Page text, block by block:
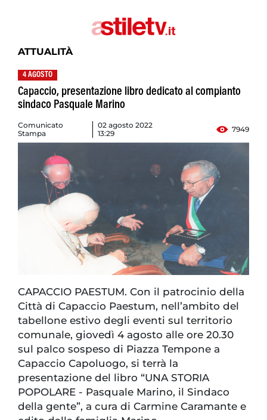
ATTUALITÀ
4 AGOSTO
Capaccio, presentazione libro dedicato al compianto
sindaco Pasquale Marino
Comunicato
Stampa
02 agosto 2022
13:29
7949
CAPACCIO PAESTUM. Con il patrocinio della
Città di Capaccio Paestum, nell’ambito del
tabellone estivo degli eventi sul territorio
comunale, giovedì 4 agosto alle ore 20.30
sul palco sospeso di Piazza Tempone a
Capaccio Capoluogo, si terrà la
presentazione del libro “UNA STORIA
POPOLARE - Pasquale Marino, il Sindaco
della gente”, a cura di Carmine Caramante e